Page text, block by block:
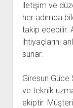
iletişim ve
her adımda
takip edebilir.
ihtiyaçlarını
sunar.
Giresun Güce
ve teknik
ekiptir.